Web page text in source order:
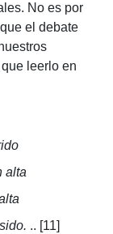
No es por
el debate
leerlo en
alta
.. [11]